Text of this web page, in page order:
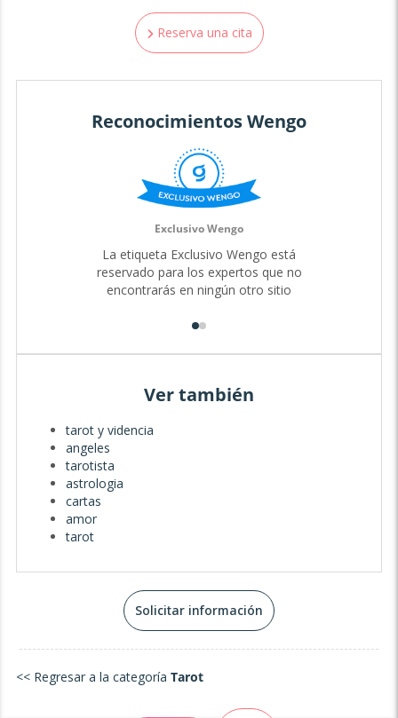
Reserva una cita
Reconocimientos Wengo
Exclusivo Wengo
La etiqueta Exclusivo Wengo está
reservado para los expertos que no
encontrarás en ningún otro sitio
Ver también
tarot y videncia
angeles
tarotista
astrologia
cartas
amor
tarot
Solicitar información
<< Regresar a la categoría Tarot